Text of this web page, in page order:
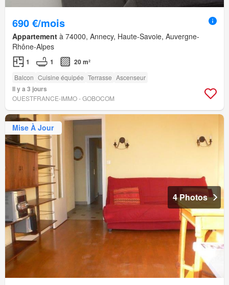
690 €/mois
Appartement à 74000, Annecy, Haute-Savoie, Auvergne-
Rhône-Alpes
1 1 20 m²
Balcon Cuisine équipée Terrasse Ascenseur
Il y a 3 jours
OUESTFRANCE-IMMO - GOBOCOM
Mise À Jour
4 Photos